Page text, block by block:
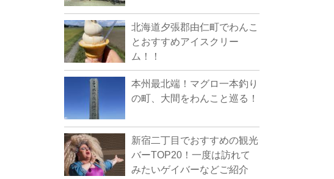
北海道夕張郡由仁町でわんこ
とおすすめアイスクリー
ム！！
本州最北端！マグロ一本釣り
の町、大間をわんこと巡る！
新宿二丁目でおすすめの観光
バーTOP20！一度は訪れて
みたいゲイバーなどご紹介